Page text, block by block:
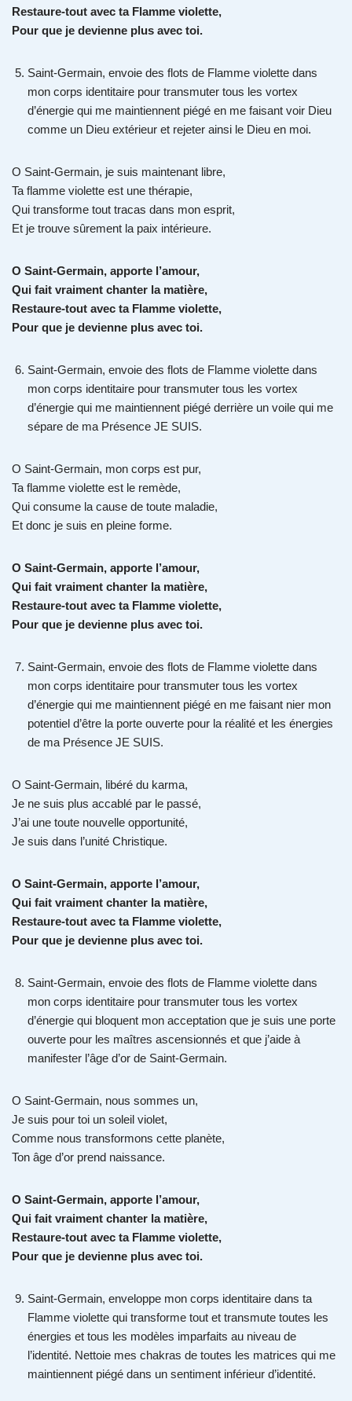
Restaure-tout avec ta Flamme violette,
Pour que je devienne plus avec toi.
Saint-Germain, envoie des flots de Flamme violette dans
mon corps identitaire pour transmuter tous les vortex
d’énergie qui me maintiennent piégé en me faisant voir Dieu
comme un Dieu extérieur et rejeter ainsi le Dieu en moi.
O Saint-Germain, je suis maintenant libre,
Ta flamme violette est une thérapie,
Qui transforme tout tracas dans mon esprit,
Et je trouve sûrement la paix intérieure.
O Saint-Germain, apporte l’amour,
Qui fait vraiment chanter la matière,
Restaure-tout avec ta Flamme violette,
Pour que je devienne plus avec toi.
Saint-Germain, envoie des flots de Flamme violette dans
mon corps identitaire pour transmuter tous les vortex
d’énergie qui me maintiennent piégé derrière un voile qui me
sépare de ma Présence JE SUIS.
O Saint-Germain, mon corps est pur,
Ta flamme violette est le remède,
Qui consume la cause de toute maladie,
Et donc je suis en pleine forme.
O Saint-Germain, apporte l’amour,
Qui fait vraiment chanter la matière,
Restaure-tout avec ta Flamme violette,
Pour que je devienne plus avec toi.
Saint-Germain, envoie des flots de Flamme violette dans
mon corps identitaire pour transmuter tous les vortex
d’énergie qui me maintiennent piégé en me faisant nier mon
potentiel d’être la porte ouverte pour la réalité et les énergies
de ma Présence JE SUIS.
O Saint-Germain, libéré du karma,
Je ne suis plus accablé par le passé,
J’ai une toute nouvelle opportunité,
Je suis dans l’unité Christique.
O Saint-Germain, apporte l’amour,
Qui fait vraiment chanter la matière,
Restaure-tout avec ta Flamme violette,
Pour que je devienne plus avec toi.
Saint-Germain, envoie des flots de Flamme violette dans
mon corps identitaire pour transmuter tous les vortex
d’énergie qui bloquent mon acceptation que je suis une porte
ouverte pour les maîtres ascensionnés et que j’aide à
manifester l’âge d’or de Saint-Germain.
O Saint-Germain, nous sommes un,
Je suis pour toi un soleil violet,
Comme nous transformons cette planète,
Ton âge d’or prend naissance.
O Saint-Germain, apporte l’amour,
Qui fait vraiment chanter la matière,
Restaure-tout avec ta Flamme violette,
Pour que je devienne plus avec toi.
Saint-Germain, enveloppe mon corps identitaire dans ta
Flamme violette qui transforme tout et transmute toutes les
énergies et tous les modèles imparfaits au niveau de
l’identité. Nettoie mes chakras de toutes les matrices qui me
maintiennent piégé dans un sentiment inférieur d’identité.